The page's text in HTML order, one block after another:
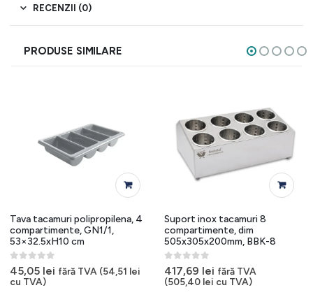
RECENZII (0)
PRODUSE SIMILARE
Tava tacamuri polipropilena, 4
compartimente, GN1/1,
53×32.5xH10 cm
0out of 5
45,05 lei fără TVA (54,51 lei
cu TVA)
Suport inox tacamuri 8
compartimente, dim
505x305x200mm, BBK-8
0out of 5
417,69 lei fără TVA
(505,40 lei cu TVA)